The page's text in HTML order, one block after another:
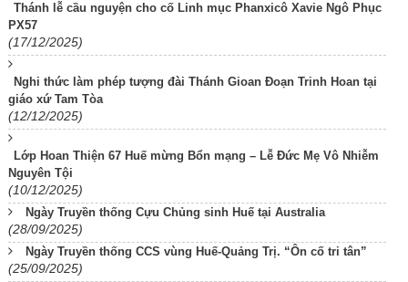
Thánh lễ cầu nguyện cho cố Linh mục Phanxicô Xavie Ngô Phục
PX57
(17/12/2025)
Nghi thức làm phép tượng đài Thánh Gioan Đoạn Trinh Hoan tại
giáo xứ Tam Tòa
(12/12/2025)
Lớp Hoan Thiện 67 Huế mừng Bổn mạng – Lễ Đức Mẹ Vô Nhiễm
Nguyên Tội
(10/12/2025)
Ngày Truyền thống Cựu Chủng sinh Huế tại Australia
(28/09/2025)
Ngày Truyền thống CCS vùng Huế-Quảng Trị. “Ôn cố tri tân”
(25/09/2025)